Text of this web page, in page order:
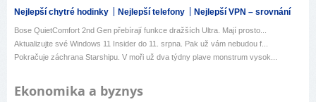
Nejlepší chytré hodinky Nejlepší telefony Nejlepší VPN – srovnání
Bose QuietComfort 2nd Gen přebírají funkce dražších Ultra. Mají prosto...
Aktualizujte své Windows 11 Insider do 11. srpna. Pak už vám nebudou f...
Pokračuje záchrana Starshipu. V moři už dva týdny plave monstrum vysok...
Ekonomika a byznys